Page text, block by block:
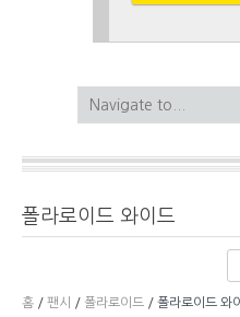
폴라로이드 와이드
홈 / 팬시 / 폴라로이드 / 폴라로이드 와